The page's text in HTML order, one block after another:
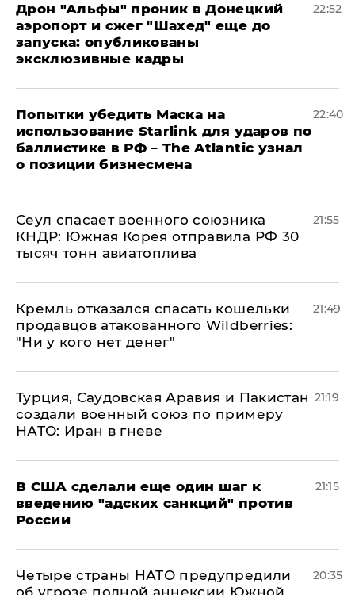
Дрон "Альфы" проник в Донецкий
аэропорт и сжег "Шахед" еще до
запуска: опубликованы
эксклюзивные кадры
22:52
Попытки убедить Маска на
использование Starlink для ударов по
баллистике в РФ – The Atlantic узнал
о позиции бизнесмена
22:40
​Сеул спасает военного союзника
КНДР: Южная Корея отправила РФ 30
тысяч тонн авиатоплива
21:55
Кремль отказался спасать кошельки
продавцов атакованного Wildberries:
"Ни у кого нет денег"
21:49
Турция, Саудовская Аравия и Пакистан
создали военный союз по примеру
НАТО: Иран в гневе
21:19
В США сделали еще один шаг к
введению "адских санкций" против
России
21:15
Четыре страны НАТО предупредили
об угрозе полной аннексии Южной
20:35